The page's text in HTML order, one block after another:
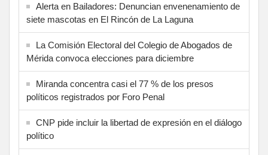
Alerta en Bailadores: Denuncian envenenamiento de
siete mascotas en El Rincón de La Laguna
La Comisión Electoral del Colegio de Abogados de
Mérida convoca elecciones para diciembre
Miranda concentra casi el 77 % de los presos
políticos registrados por Foro Penal
CNP pide incluir la libertad de expresión en el diálogo
político